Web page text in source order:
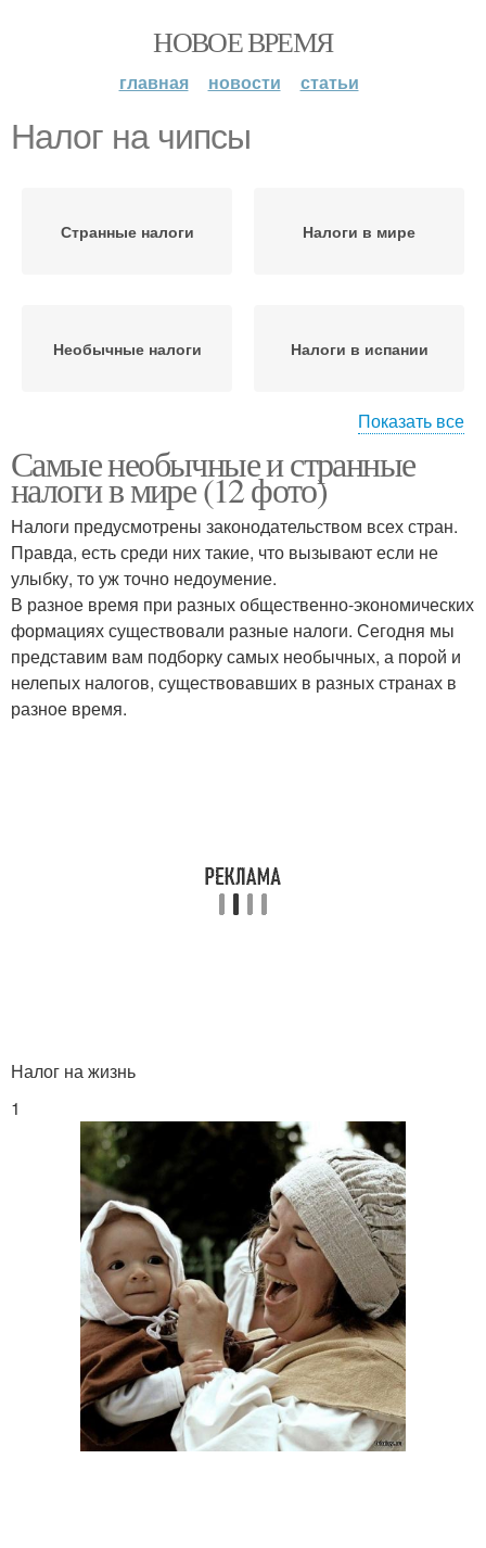
НОВОЕ ВРЕМЯ
главная новости статьи
Налог на чипсы
Странные налоги Налоги в мире
Необычные налоги Налоги в испании
Налог на тень Налог на гипс
Налог на мир
Налог на шашлык
Налоги в швеции Налоги в корее
Налоги в россии Налог на бороду
Подоходный налог Налог на недвижимость
Показать все
Самые необычные и странные
налоги в мире (12 фото)
Налоги предусмотрены законодательством всех стран.
Правда, есть среди них такие, что вызывают если не
улыбку, то уж точно недоумение.
В разное время при разных общественно-экономических
формациях существовали разные налоги. Сегодня мы
представим вам подборку самых необычных, а порой и
нелепых налогов, существовавших в разных странах в
разное время.
Налог на жизнь
1